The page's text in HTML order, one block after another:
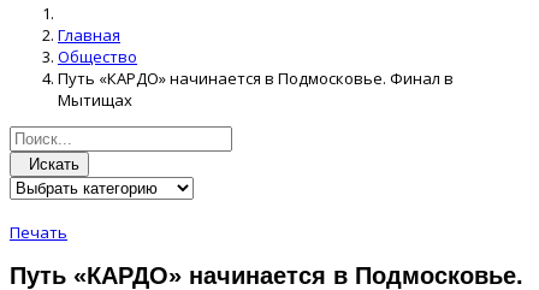
Главная
Общество
Путь «КАРДО» начинается в Подмосковье. Финал в
Мытищах
Искать
Печать
Путь «КАРДО» начинается в Подмосковье.